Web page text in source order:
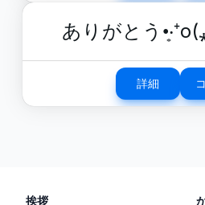
ありがとう
詳細
挨拶